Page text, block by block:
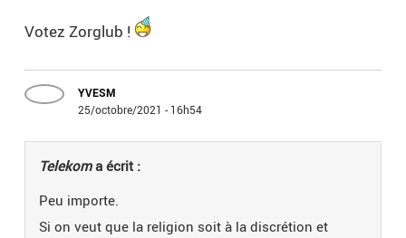
Votez Zorglub !
YVESM
25/octobre/2021 - 16h54
Telekoma écrit :
Peu importe.
Si on veut que la religion soit à la discrétion et